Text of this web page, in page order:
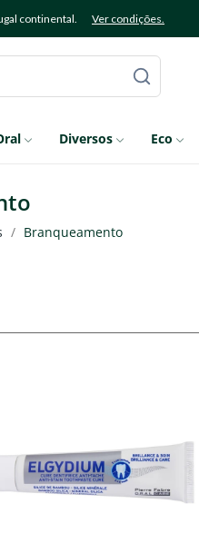
continental. Ver condições.
Diversos Eco
Branqueamento